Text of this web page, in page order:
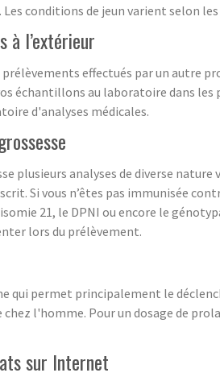
Les conditions de jeun varient selon
à l’extérieur
effectués par un autre
échantillons au laboratoire dans les
d'analyses médicales.
plusieurs analyses de diverse
Si vous n’êtes pas immunisée
21, le DPNI ou encore le
lors du prélèvement.
qui permet principalement le
l'homme. Pour un dosage de
sur Internet